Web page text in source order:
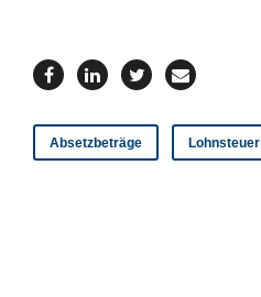
Absetzbeträge Lohnsteuer